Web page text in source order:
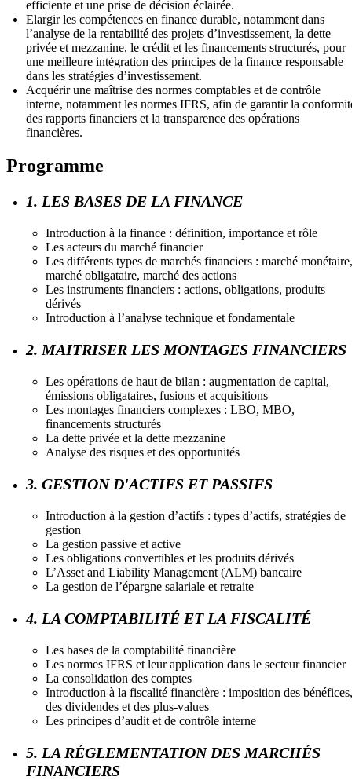
efficiente et une prise de décision éclairée.
Elargir les compétences en finance durable, notamment dans
l’analyse de la rentabilité des projets d’investissement, la dette
privée et mezzanine, le crédit et les financements structurés, pour
une meilleure intégration des principes de la finance responsable
dans les stratégies d’investissement.
Acquérir une maîtrise des normes comptables et de contrôle
interne, notamment les normes IFRS, afin de garantir la
des rapports financiers et la transparence des opérations
financières.
Programme
1. LES BASES DE LA FINANCE
Introduction à la finance : définition, importance et rôle
Les acteurs du marché financier
Les différents types de marchés financiers : marché monétaire,
marché obligataire, marché des actions
Les instruments financiers : actions, obligations, produits
dérivés
Introduction à l’analyse technique et fondamentale
2. MAITRISER LES MONTAGES FINANCIERS
Les opérations de haut de bilan : augmentation de capital,
émissions obligataires, fusions et acquisitions
Les montages financiers complexes : LBO, MBO,
financements structurés
La dette privée et la dette mezzanine
Analyse des risques et des opportunités
3. GESTION D'ACTIFS ET PASSIFS
Introduction à la gestion d’actifs : types d’actifs, stratégies de
gestion
La gestion passive et active
Les obligations convertibles et les produits dérivés
L’Asset and Liability Management (ALM) bancaire
La gestion de l’épargne salariale et retraite
4. LA COMPTABILITÉ ET LA FISCALITÉ
Les bases de la comptabilité financière
Les normes IFRS et leur application dans le secteur financier
La consolidation des comptes
Introduction à la fiscalité financière : imposition des bénéfices,
des dividendes et des plus-values
Les principes d’audit et de contrôle interne
5. LA RÉGLEMENTATION DES MARCHÉS
FINANCIERS